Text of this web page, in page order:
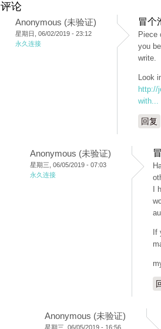
评论
Anonymous (未验证)
星期日, 06/02/2019 - 23:12
永久连接
冒个
Piece
you
write.
Look
http://
with...
回复
Anonymous (未验证)
星期三, 06/05/2019 - 07:03
永久连接
I
If
Anonymous (未验证)
星期三, 06/05/2019 - 16:56